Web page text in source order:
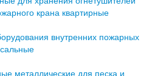
крана квартирные
внутренних пожарных
металлические для песка и